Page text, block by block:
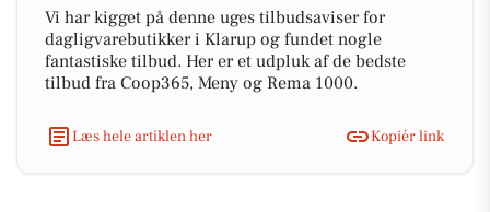
Vi har kigget på denne uges tilbudsaviser for
dagligvarebutikker i Klarup og fundet nogle
fantastiske tilbud. Her er et udpluk af de bedste
tilbud fra Coop365, Meny og Rema 1000.
Læs hele artiklen her Kopiér link